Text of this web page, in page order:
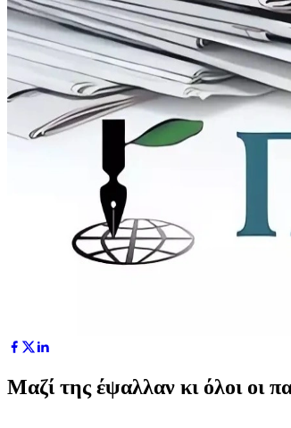
Μαζί της έψαλλαν κι όλοι οι